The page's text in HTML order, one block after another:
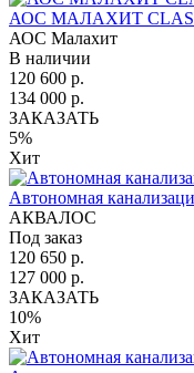
АОС МАЛАХИТ
АОС Малахит
В наличии
120 600 р.
134 000 р.
ЗАКАЗАТЬ
5%
Хит
Автономная
АКВАЛОС
Под заказ
120 650 р.
127 000 р.
ЗАКАЗАТЬ
10%
Хит